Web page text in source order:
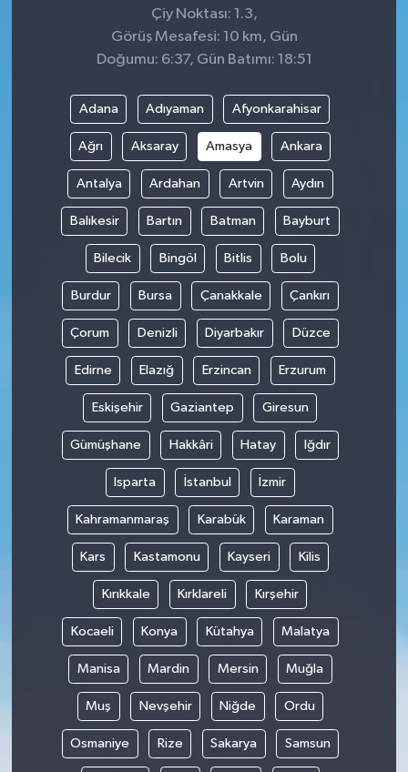
Çiy Noktası: 1.3,
Görüş Mesafesi: 10 km, Gün
Doğumu: 6:37, Gün Batımı: 18:51
Adana Adıyaman Afyonkarahisar
Ağrı Aksaray Amasya Ankara
Antalya Ardahan Artvin Aydın
Balıkesir Bartın Batman Bayburt
Bilecik Bingöl Bitlis Bolu
Burdur Bursa Çanakkale Çankırı
Çorum Denizli Diyarbakır Düzce
Edirne Elazığ Erzincan Erzurum
Eskişehir Gaziantep Giresun
Gümüşhane Hakkâri Hatay Iğdır
Isparta İstanbul İzmir
Kahramanmaraş Karabük Karaman
Kars Kastamonu Kayseri Kilis
Kırıkkale Kırklareli Kırşehir
Kocaeli Konya Kütahya Malatya
Manisa Mardin Mersin Muğla
Muş Nevşehir Niğde Ordu
Osmaniye Rize Sakarya Samsun